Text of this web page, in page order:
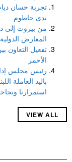
تجربة حسان
ندى حاطوم
المعارض الدولية
تفعيل التعاون
الأحمر
باليد العاملة
استمرارنا
VIEW ALL